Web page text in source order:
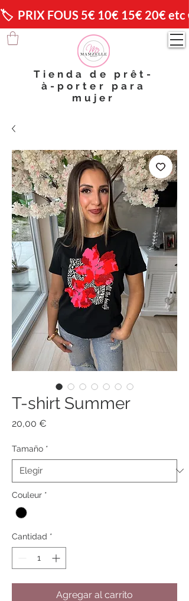
🏷️  PRIX FOUS 5€ 10€ 15€ 20€ etc
Tienda de prêt-
à-porter para
mujer
T-shirt Summer
20,00 €
Tamaño *
Couleur *
Cantidad *
Agregar al carrito